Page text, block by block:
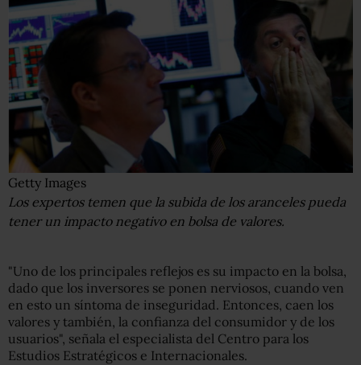
Getty Images
Los expertos temen que la subida de los aranceles pueda
tener un impacto negativo en bolsa de valores.
"Uno de los principales reflejos es su impacto en la bolsa,
dado que los inversores se ponen nerviosos, cuando ven
en esto un síntoma de inseguridad. Entonces, caen los
valores y también, la confianza del consumidor y de los
usuarios", señala el especialista del Centro para los
Estudios Estratégicos e Internacionales.